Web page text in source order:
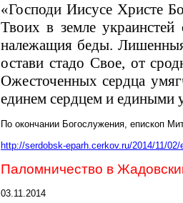
«Господи Иисусе Христе
Твоих в земле
належащия беды.
остави стадо Свое, от
Ожесточенных сердца
единем сердцем и едиными
По окончании Богослужения, епископ
http://serdobsk-eparh.cerkov.ru/2014/11/
Паломничество в
03.11.2014